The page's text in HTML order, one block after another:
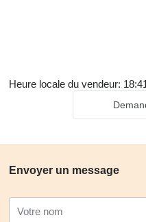
Heure locale du vendeur:
Envoyer un message